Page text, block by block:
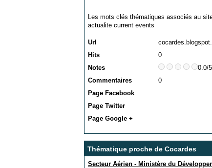
Les mots clés thématiques associés au
actualite current events
Url
Hits
0
Notes
0.0/
Commentaires
0
Page Facebook
Page Twitter
Page Google +
Thématique proche de Cocardes
Secteur Aérien - Ministère du